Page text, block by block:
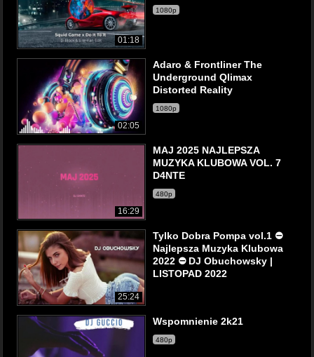
01:18
1080p
02:05
Adaro & Frontliner The
Underground Qlimax
Distorted Reality
1080p
16:29
MAJ 2025 NAJLEPSZA
MUZYKA KLUBOWA VOL. 7
D4NTE
480p
25:24
Tylko Dobra Pompa vol.1 ⛔
Najlepsza Muzyka Klubowa
2022 ⛔ DJ Obuchowsky |
LISTOPAD 2022
Wspomnienie 2k21
480p